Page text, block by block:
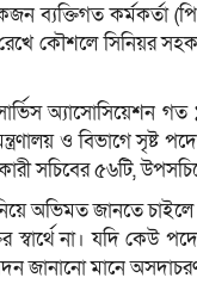
ব্যক্তিগত কর্মকর্তা
কৌশলে সিনিয়র
সার্ভিস অ্যাসোসিয়েশন
ও বিভাগে সৃষ্ট
সচিবের ৫৬টি,
অভিমত জানতে
স্বার্থে না। যদি কেউ
জানানো মানে